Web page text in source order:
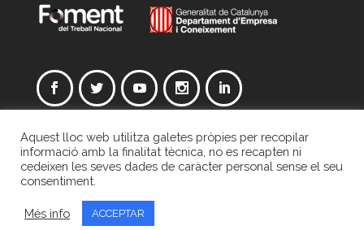
Un projecte de Foment del Treball amb el
suport de la Generalitat de Catalunya.
Aquest lloc web utilitza galetes pròpies per recopilar
informació amb la finalitat tècnica, no es recapten ni
cedeixen les seves dades de caràcter personal sense el seu
consentiment.
Més info ACCEPTAR